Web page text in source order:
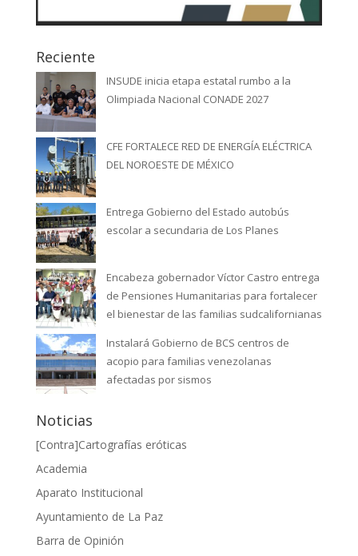
Reciente
INSUDE inicia etapa estatal rumbo a la
Olimpiada Nacional CONADE 2027
CFE FORTALECE RED DE ENERGÍA ELÉCTRICA
DEL NOROESTE DE MÉXICO
Entrega Gobierno del Estado autobús
escolar a secundaria de Los Planes
Encabeza gobernador Víctor Castro entrega
de Pensiones Humanitarias para fortalecer
el bienestar de las familias sudcalifornianas
Instalará Gobierno de BCS centros de
acopio para familias venezolanas
afectadas por sismos
Noticias
[Contra]Cartografías eróticas
Academia
Aparato Institucional
Ayuntamiento de La Paz
Barra de Opinión